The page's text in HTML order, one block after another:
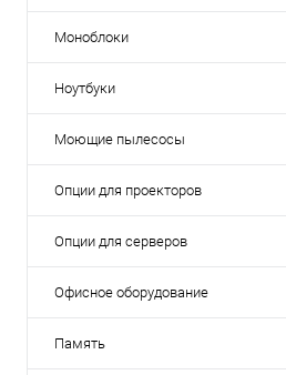
Моноблоки
Ноутбуки
Моющие пылесосы
Опции для проекторов
Опции для серверов
Офисное оборудование
Память